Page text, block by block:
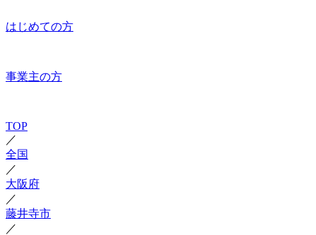
はじめての方
事業主の方
TOP
／
全国
／
大阪府
／
藤井寺市
／